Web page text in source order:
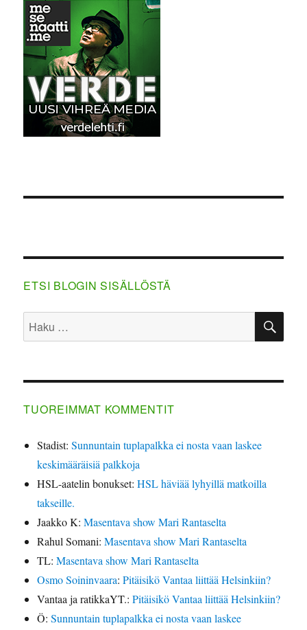
ETSI BLOGIN SISÄLLÖSTÄ
Etsi:
TUOREIMMAT KOMMENTIT
Stadist:Sunnuntain tuplapalkka ei nosta vaan laskee
keskimääräisiä palkkoja
HSL-aatelin bonukset:HSL häviää lyhyillä matkoilla
takseille.
Jaakko K:Masentava show Mari Rantaselta
Rahul Somani:Masentava show Mari Rantaselta
TL:Masentava show Mari Rantaselta
Osmo Soininvaara:Pitäisikö Vantaa liittää Helsinkiin?
Vantaa ja ratikkaYT.:Pitäisikö Vantaa liittää Helsinkiin?
Ö:Sunnuntain tuplapalkka ei nosta vaan laskee